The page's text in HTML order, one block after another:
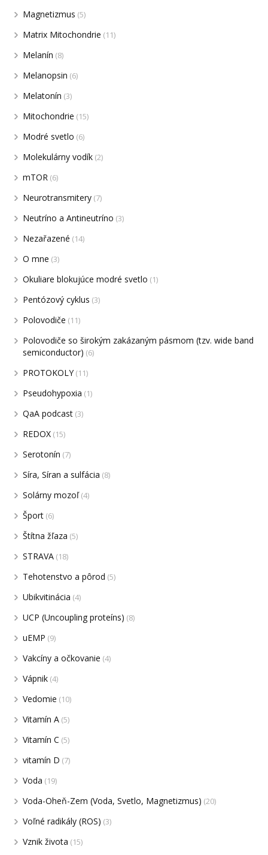
Magnetizmus (5)
Matrix Mitochondrie (11)
Melanín (8)
Melanopsin (6)
Melatonín (3)
Mitochondrie (15)
Modré svetlo (6)
Molekulárny vodík (2)
mTOR (6)
Neurotransmitery (7)
Neutríno a Antineutríno (3)
Nezařazené (14)
O mne (3)
Okuliare blokujúce modré svetlo (1)
Pentózový cyklus (3)
Polovodiče (11)
Polovodiče so širokým zakázaným pásmom (tzv. wide band
semiconductor) (6)
PROTOKOLY(11)
Pseudohypoxia (1)
QaA podcast (3)
REDOX (15)
Serotonín (7)
Síra, Síran a sulfácia (8)
Solárny mozoľ(4)
Šport (6)
Štítna žľaza (5)
STRAVA (18)
Tehotenstvo a pôrod (5)
Ubikvitinácia (4)
UCP (Uncoupling proteíns) (8)
uEMP (9)
Vakcíny a očkovanie (4)
Vápnik (4)
Vedomie (10)
Vitamín A (5)
Vitamín C (5)
vitamín D (7)
Voda (19)
Voda-Oheň-Zem (Voda, Svetlo, Magnetizmus) (20)
Voľné radikály (ROS) (3)
Vznik života (15)